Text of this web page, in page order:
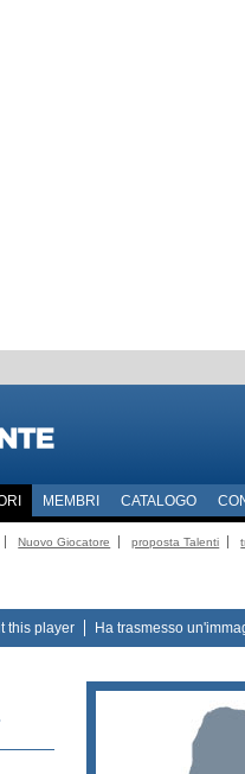
MEMBRI CATALOGO
Nuovo Giocatore proposta Talenti
this player Ha trasmesso